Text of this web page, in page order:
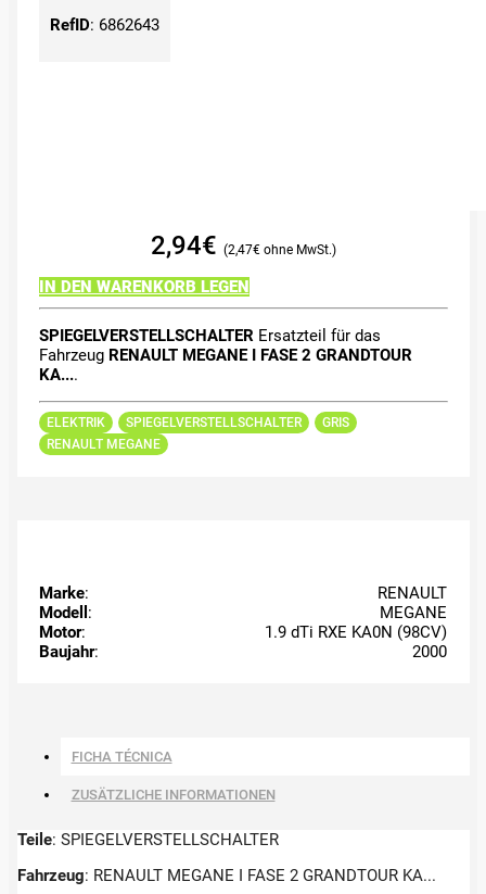
RefID: 6862643
2,94€ 2,47€
IN DEN WARENKORB LEGEN
SPIEGELVERSTELLSCHALTERErsatzteil für das
Fahrzeug RENAULT MEGANE I FASE 2 GRANDTOUR
KA....
ELEKTRIK SPIEGELVERSTELLSCHALTER
GRIS
RENAULT MEGANE
Marke:
RENAULT
Modell :
MEGANE
Motor:
1.9 dTi RXE KA0N (98CV)
Baujahr: 2000
FICHA TÉCNICA
ZUSÄTZLICHE INFORMATIONEN
Teile: SPIEGELVERSTELLSCHALTER
Fahrzeug: RENAULT MEGANE I FASE 2 GRANDTOUR KA...